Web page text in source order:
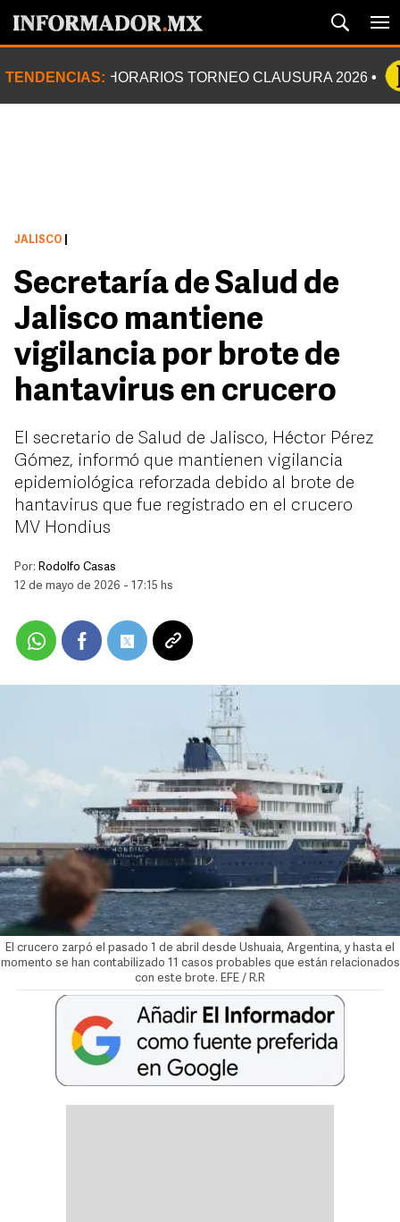
TENDENCIAS: HORARIOS TORNEO CLAUSURA 2026
JALISCO
Secretaría de Salud de
Jalisco mantiene
vigilancia por brote de
hantavirus en crucero
El secretario de Salud de Jalisco, Héctor Pérez
Gómez, informó que mantienen vigilancia
epidemiológica reforzada debido al brote de
hantavirus que fue registrado en el crucero
MV Hondius
Por: Rodolfo Casas
12 de mayo de 2026 - 17:15 hs
El crucero zarpó el pasado 1 de abril desde Ushuaia, Argentina, y hasta el
momento se han contabilizado 11 casos probables que están relacionados
con este brote. EFE / R.R